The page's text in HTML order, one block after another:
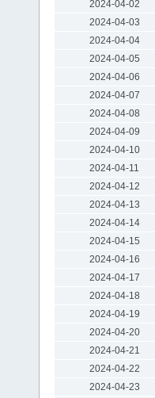
2024-04-02
2024-04-03
2024-04-04
2024-04-05
2024-04-06
2024-04-07
2024-04-08
2024-04-09
2024-04-10
2024-04-11
2024-04-12
2024-04-13
2024-04-14
2024-04-15
2024-04-16
2024-04-17
2024-04-18
2024-04-19
2024-04-20
2024-04-21
2024-04-22
2024-04-23